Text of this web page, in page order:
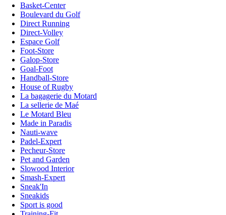
Basket-Center
Boulevard du Golf
Direct Running
Direct-Volley
Espace Golf
Foot-Store
Galop-Store
Goal-Foot
Handball-Store
House of Rugby
La bagagerie du Motard
La sellerie de Maé
Le Motard Bleu
Made in Paradis
Nauti-wave
Padel-Expert
Pecheur-Store
Pet and Garden
Slowood Interior
Smash-Expert
Sneak'In
Sneakids
Sport is good